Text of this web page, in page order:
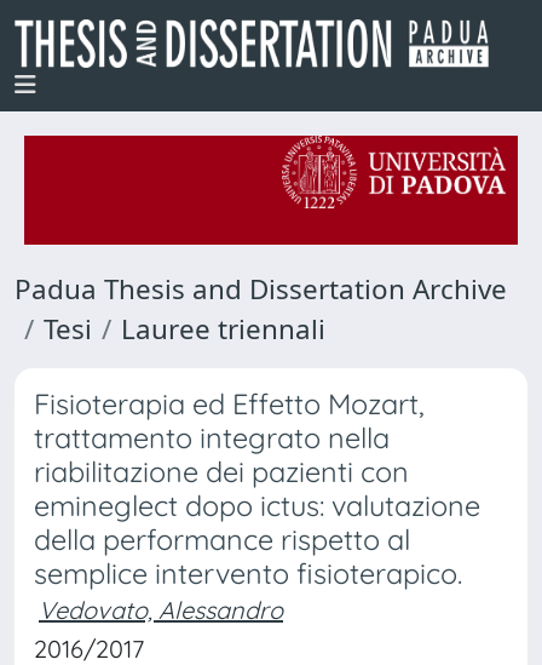
Padua Thesis and Dissertation Archive
Tesi
Lauree triennali
Fisioterapia ed Effetto Mozart,
trattamento integrato nella
riabilitazione dei pazienti con
emineglect dopo ictus: valutazione
della performance rispetto al
semplice intervento fisioterapico.
Vedovato, Alessandro
2016/2017